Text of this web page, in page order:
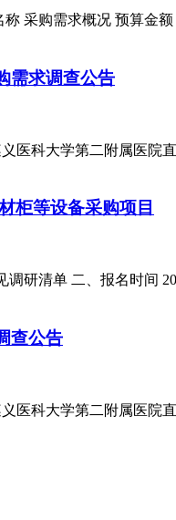
采购需求概况 预算金
需求调查公告
医科大学第二附属医
柜等设备采购项目
研清单 二、报名时间
查公告
医科大学第二附属医